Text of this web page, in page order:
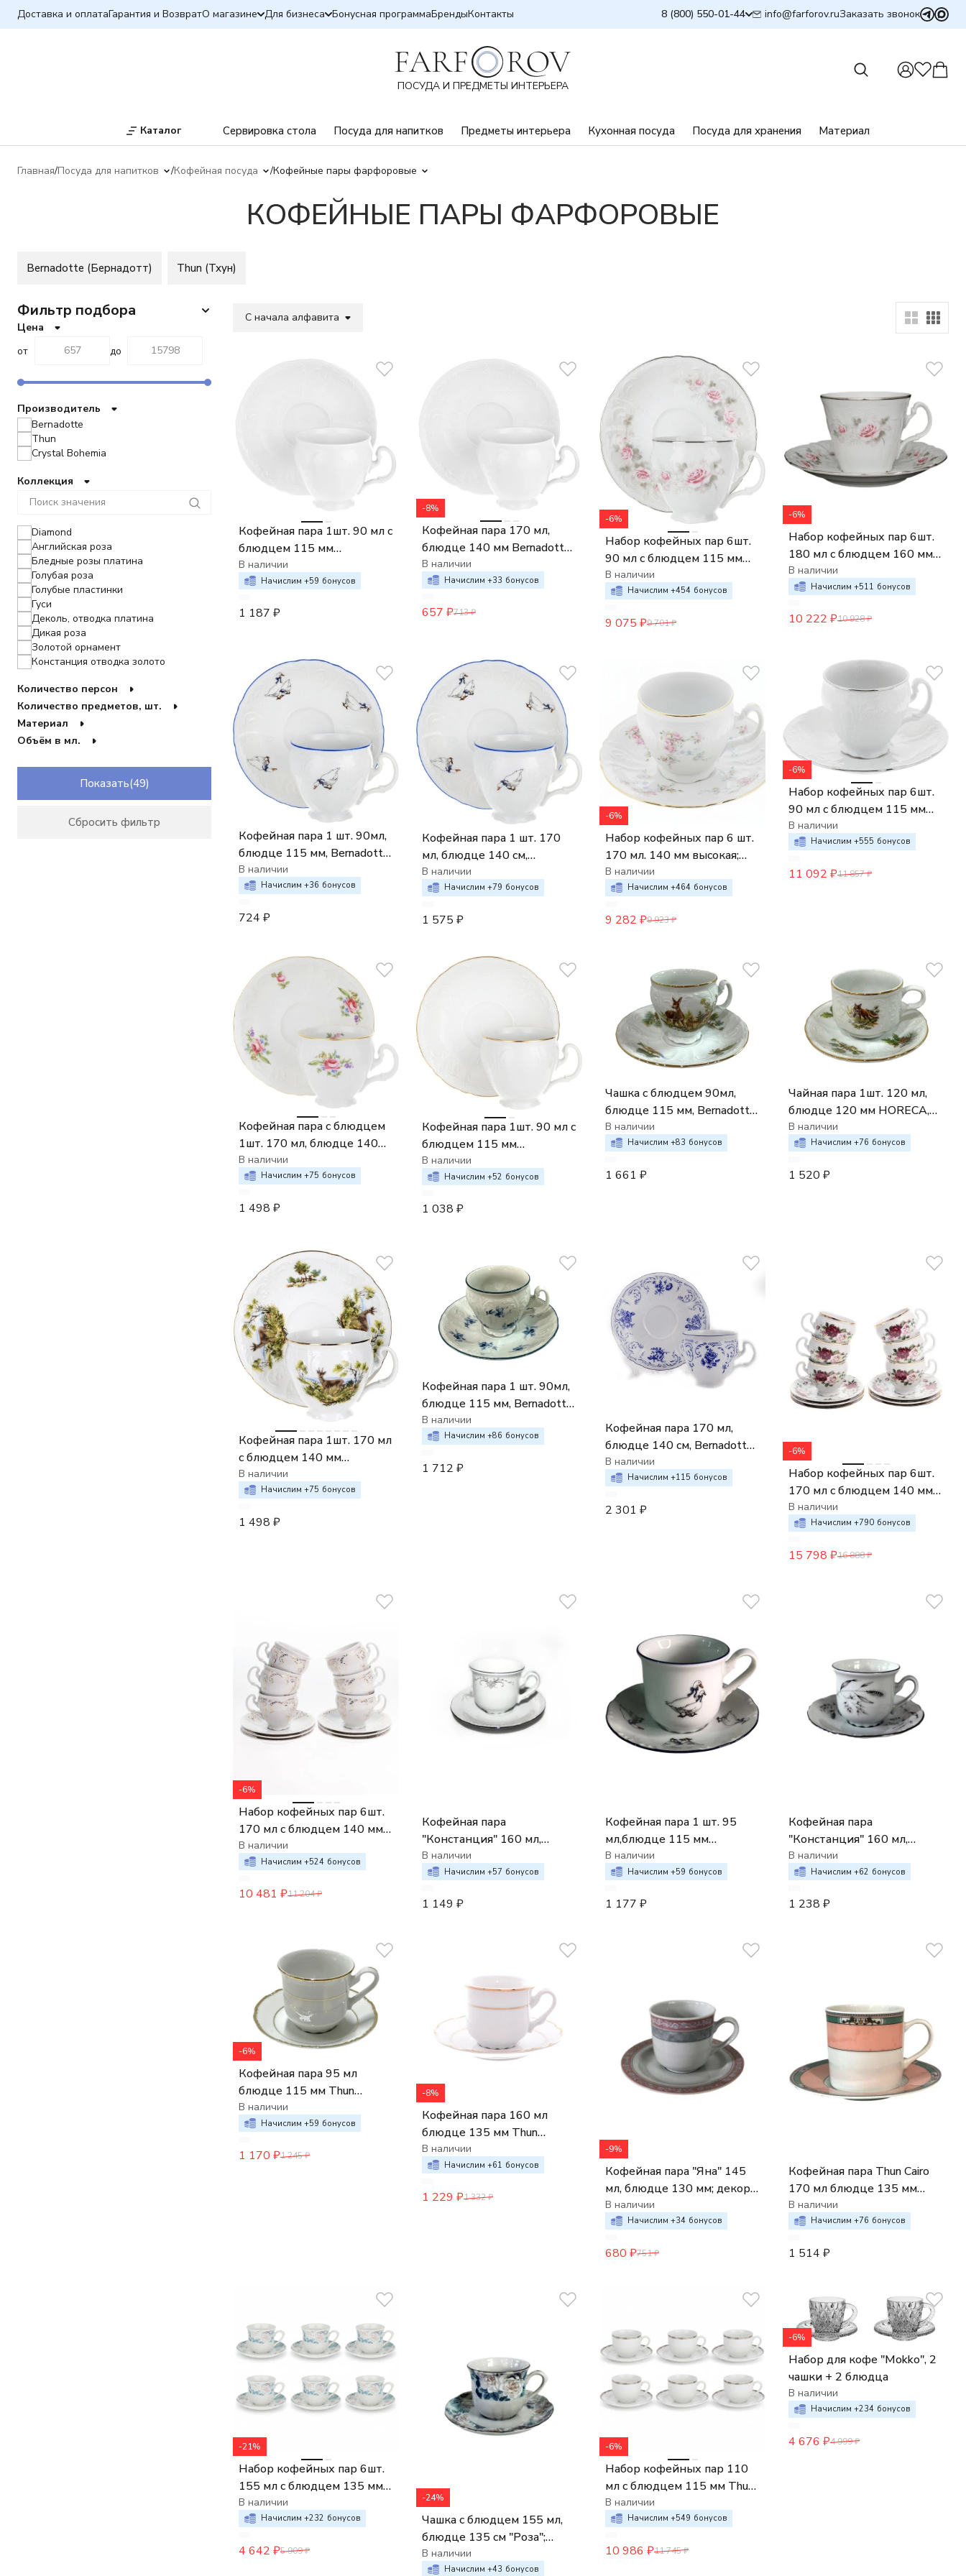
Доставка и оплатаГарантия и ВозвратО магазине Для бизнеса Бонусная программаБрендыКонтакты 8 (800) 550-01-44 info@farforov.ruЗаказать звонок
ПОСУДА И ПРЕДМЕТЫ ИНТЕРЬЕРА
Каталог Сервировка стола Посуда для напитков Предметы интерьера Кухонная посуда Посуда для хранения Материал
Главная Посуда для напитков Кофейная посуда Кофейные пары фарфоровые
КОФЕЙНЫЕ ПАРЫ ФАРФОРОВЫЕ
Bernadotte (Бернадотт) Thun (Тхун)
C начала алфавита
Кофейная пара 1шт. 90 мл с
блюдцем 115 мм
Bernadotte
недекорированный
В наличии
Начислим +59 бонусов
1 187 ₽
-8%
Кофейная пара 170 мл,
блюдце 140 мм Bernadotte
недекорированный
В наличии
Начислим +33 бонусов
657 ₽713₽
-6%
Набор кофейных пар 6шт.
90 мл с блюдцем 115 мм
Bernadotte Бледные розы
отводка платина
В наличии
Начислим +454 бонусов
9 075 ₽9 701₽
-6%
Набор кофейных пар 6шт.
180 мл с блюдцем 160 мм
Bernadotte Бледные розы
отводка платина
В наличии
Начислим +511 бонусов
10 222 ₽10 928₽
Кофейная пара 1 шт. 90мл,
блюдце 115 мм, Bernadotte;
декор "Гуси"
В наличии
Начислим +36 бонусов
724 ₽
Кофейная пара 1 шт. 170
мл, блюдце 140 см,
Bernadotte; декор "Гуси"
В наличии
Начислим +79 бонусов
1 575 ₽
-6%
Набор кофейных пар 6 шт.
170 мл. 140 мм высокая;
"Bernadotte", декор "Дикая
роза, отводка золото",
В наличии
Начислим +464 бонусов
9 282 ₽9 923₽
-6%
Набор кофейных пар 6шт.
90 мл с блюдцем 115 мм
Bernadotte Деколь отводка
платина
В наличии
Начислим +555 бонусов
11 092 ₽11 857₽
Кофейная пара с блюдцем
1шт. 170 мл, блюдце 140
см, Bernadotte Мейсенский
букет / Полевой цветок
В наличии
Начислим +75 бонусов
1 498 ₽
Кофейная пара 1шт. 90 мл с
блюдцем 115 мм
Bernadotte Отводка золото
В наличии
Начислим +52 бонусов
1 038 ₽
Чашка с блюдцем 90мл,
блюдце 115 мм, Bernadotte;
декор "Охотничьи
сюжеты"
В наличии
Начислим +83 бонусов
1 661 ₽
Чайная пара 1шт. 120 мл,
блюдце 120 мм HORECA,
Bernadotte декор
Охотничьи сюжеты
В наличии
Начислим +76 бонусов
1 520 ₽
Кофейная пара 1шт. 170 мл
с блюдцем 140 мм
Bernadotte Охотничьи
сюжеты
В наличии
Начислим +75 бонусов
1 498 ₽
Кофейная пара 1 шт. 90мл,
блюдце 115 мм, Bernadotte;
декор "Синие мелкие
цветы"
В наличии
Начислим +86 бонусов
1 712 ₽
Кофейная пара 170 мл,
блюдце 140 см, Bernadotte;
декор "Синяя Роза"
В наличии
Начислим +115 бонусов
2 301 ₽
-6%
Набор кофейных пар 6шт.
170 мл с блюдцем 140 мм
Bernadotte Английская роза
отводка золото
В наличии
Начислим +790 бонусов
15 798 ₽16 888₽
-6%
Набор кофейных пар 6шт.
170 мл с блюдцем 140 мм
Bernadotte Золотой
орнамент
В наличии
Начислим +524 бонусов
10 481 ₽11 204₽
Кофейная пара
"Констанция" 160 мл,
блюдце 135 см ; декор
"Серый орнамент"
В наличии
Начислим +57 бонусов
1 149 ₽
Кофейная пара 1 шт. 95
мл,блюдце 115 мм
"Констанция"; декор "Гуси"
В наличии
Начислим +59 бонусов
1 177 ₽
Кофейная пара
"Констанция" 160 мл,
блюдце 135 см; декор
"Серебряные колосья"
В наличии
Начислим +62 бонусов
1 238 ₽
-6%
Кофейная пара 95 мл
блюдце 115 мм Thun
Констанция декор Отводка
золото
В наличии
Начислим +59 бонусов
1 170 ₽1 245₽
-8%
Кофейная пара 160 мл
блюдце 135 мм Thun
Констанция декор Отводка
золото
В наличии
Начислим +61 бонусов
1 229 ₽1 332₽
-9%
Кофейная пара "Яна" 145
мл, блюдце 130 мм; декор
"Серый мрамор с розовым
кантом"
В наличии
Начислим +34 бонусов
680 ₽751₽
Кофейная пара Thun Cairo
170 мл блюдце 135 мм
декор Розовый декор мини
кант
В наличии
Начислим +76 бонусов
1 514 ₽
-21%
Набор кофейных пар 6шт.
155 мл с блюдцем 135 мм
Thun Роза Голубая роза
В наличии
Начислим +232 бонусов
4 642 ₽5 909₽
-24%
Чашка с блюдцем 155 мл,
блюдце 135 см "Роза";
декор "Голубая
роза,отводка платина"
В наличии
Начислим +43 бонусов
-6%
Набор кофейных пар 110
мл с блюдцем 115 мм Thun
Opal декор Платиновые
пластинки отводка платина
В наличии
Начислим +549 бонусов
10 986 ₽11 745₽
-6%
Набор для кофе "Mokko", 2
чашки + 2 блюдца
В наличии
Начислим +234 бонусов
4 676 ₽4 999₽
Фильтр подбора
Цена
от
до
Производитель
Bernadotte
Thun
Crystal Bohemia
Коллекция
Diamond
Английская роза
Бледные розы платина
Голубая роза
Голубые пластинки
Гуси
Деколь, отводка платина
Дикая роза
Золотой орнамент
Констанция отводка золото
Мелкие цветы
Мечта
Недекорированный
Отводка золото
Охота
Розовый декор кант
Серебряные колосья
Серый орнамент
Количество персон
Количество предметов, шт.
Материал
Объём в мл.
Показать
Сбросить фильтр